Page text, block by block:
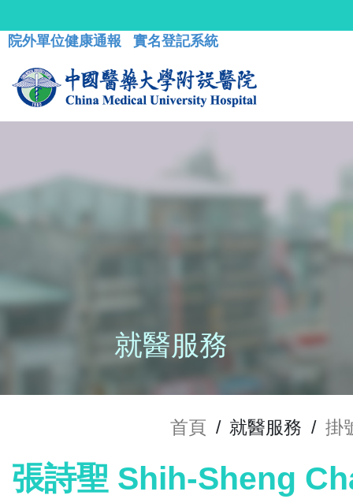
院外單位健康通報 實名登記系統
就醫服務
首頁 / 就醫服務 / 掛
張詩聖 Shih-Sheng